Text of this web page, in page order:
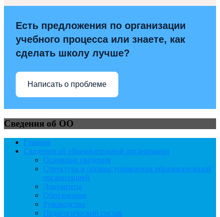
Есть предложения по организации
учебного процесса или знаете, как
сделать школу лучше?
Написать о проблеме
Сведения об ОО
Главная
Сведения об образовательной организации
Основные сведения
Структура и органы управления образовательной
организацией
Документы
Образование
Руководство
Педагогический состав